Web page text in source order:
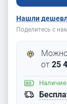
Нашли
Поделитесь с
от 25
Наличие